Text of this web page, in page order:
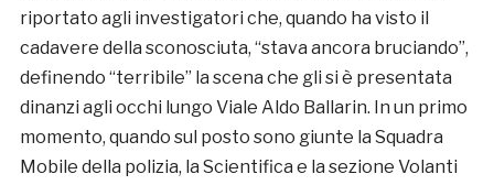
riportato agli investigatori che, quando ha visto il
cadavere della sconosciuta, “stava ancora bruciando”,
definendo “terribile” la scena che gli si è presentata
dinanzi agli occhi lungo Viale Aldo Ballarin. In un primo
momento, quando sul posto sono giunte la Squadra
Mobile della polizia, la Scientifica e la sezione Volanti